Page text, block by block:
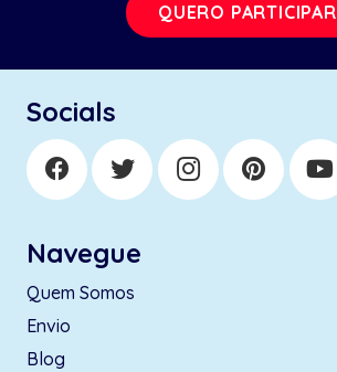
QUERO PARTICIPAR
Socials
Navegue
Quem Somos
Envio
Blog